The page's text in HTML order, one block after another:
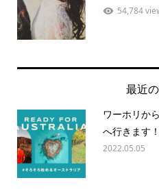
54,784
最近
ワーホリか
へ行きます！
2022.05.05